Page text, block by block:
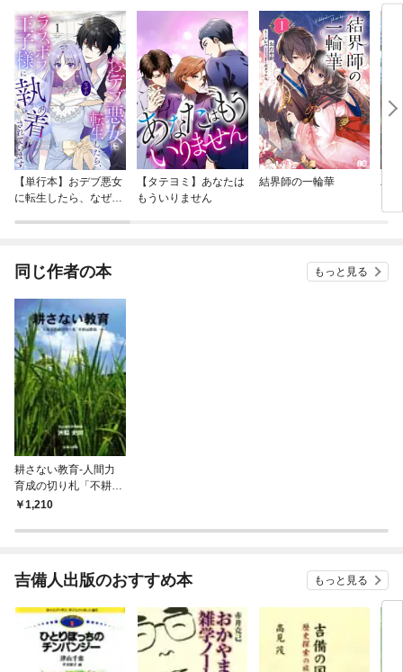
【単行本】おデブ悪女
に転生したら、なぜか
【タテヨミ】あなたは
もういりません
結界師の一輪華
バ
今
同じ作者の本 もっと見る
耕さない教育-人間力
育成の切り札「不耕起
教育」-
1,210
吉備人出版のおすすめ本 もっと見る